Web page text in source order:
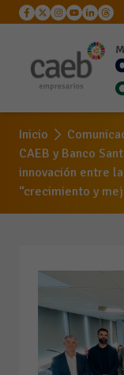
Inicio
CAEB y Banco
innovación entre
“crecimiento y